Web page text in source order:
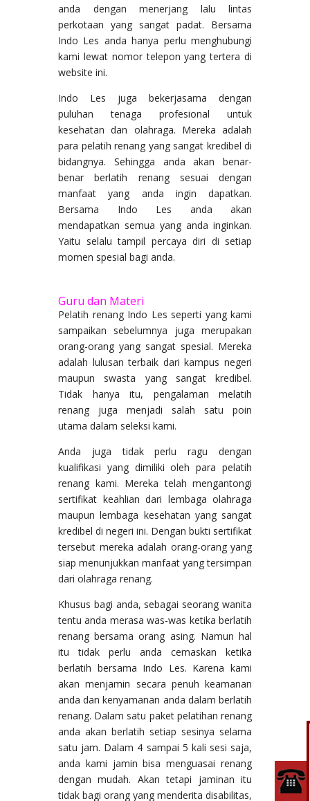
anda dengan menerjang lalu lintas
perkotaan yang sangat padat. Bersama
Indo Les anda hanya perlu menghubungi
kami lewat nomor telepon yang tertera di
website ini.
Indo Les juga bekerjasama dengan
puluhan tenaga profesional untuk
kesehatan dan olahraga. Mereka adalah
para pelatih renang yang sangat kredibel di
bidangnya. Sehingga anda akan benar-
benar berlatih renang sesuai dengan
manfaat yang anda ingin dapatkan.
Bersama Indo Les anda akan
mendapatkan semua yang anda inginkan.
Yaitu selalu tampil percaya diri di setiap
momen spesial bagi anda.
Guru dan Materi
Pelatih renang Indo Les seperti yang kami
sampaikan sebelumnya juga merupakan
orang-orang yang sangat spesial. Mereka
adalah lulusan terbaik dari kampus negeri
maupun swasta yang sangat kredibel.
Tidak hanya itu, pengalaman melatih
renang juga menjadi salah satu poin
utama dalam seleksi kami.
Anda juga tidak perlu ragu dengan
kualifikasi yang dimiliki oleh para pelatih
renang kami. Mereka telah mengantongi
sertifikat keahlian dari lembaga olahraga
maupun lembaga kesehatan yang sangat
kredibel di negeri ini. Dengan bukti sertifikat
tersebut mereka adalah orang-orang yang
siap menunjukkan manfaat yang tersimpan
dari olahraga renang.
Khusus bagi anda, sebagai seorang wanita
tentu anda merasa was-was ketika berlatih
renang bersama orang asing. Namun hal
itu tidak perlu anda cemaskan ketika
berlatih bersama Indo Les. Karena kami
akan menjamin secara penuh keamanan
anda dan kenyamanan anda dalam berlatih
renang. Dalam satu paket pelatihan renang
anda akan berlatih setiap sesinya selama
satu jam. Dalam 4 sampai 5 kali sesi saja,
anda kami jamin bisa menguasai renang
dengan mudah. Akan tetapi jaminan itu
tidak bagi orang yang menderita disabilitas,